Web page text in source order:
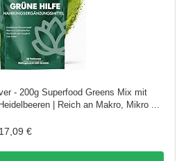
- 200g Superfood Greens Mix mit
| Reich an Makro, Mikro ...
17,09 €